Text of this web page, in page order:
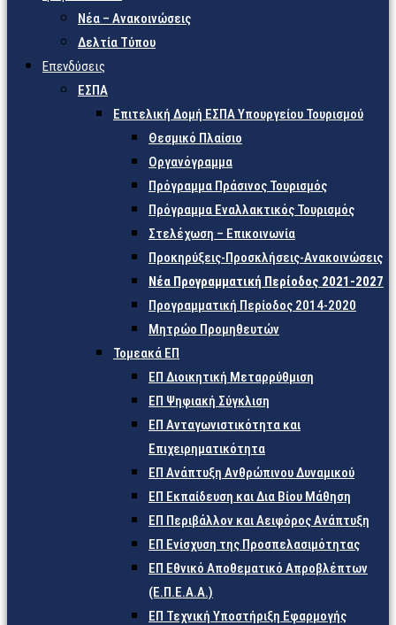
Νέα – Ανακοινώσεις
Δελτία Τύπου
Επενδύσεις
ΕΣΠΑ
Επιτελική Δομή ΕΣΠΑ Υπουργείου Τουρισμού
Θεσμικό Πλαίσιο
Οργανόγραμμα
Πρόγραμμα Πράσινος Τουρισμός
Πρόγραμμα Εναλλακτικός Τουρισμός
Στελέχωση – Επικοινωνία
Προκηρύξεις-Προσκλήσεις-Ανακοινώσεις
Νέα Προγραμματική Περίοδος 2021-2027
Προγραμματική Περίοδος 2014-2020
Μητρώο Προμηθευτών
Τομεακά ΕΠ
ΕΠ Διοικητική Μεταρρύθμιση
ΕΠ Ψηφιακή Σύγκλιση
ΕΠ Ανταγωνιστικότητα και
Επιχειρηματικότητα
ΕΠ Ανάπτυξη Ανθρώπινου Δυναμικού
ΕΠ Εκπαίδευση και Δια Βίου Μάθηση
ΕΠ Περιβάλλον και Αειφόρος Ανάπτυξη
ΕΠ Ενίσχυση της Προσπελασιμότητας
ΕΠ Εθνικό Αποθεματικό Απροβλέπτων
(Ε.Π.Ε.Α.Α.)
ΕΠ Τεχνική Υποστήριξη Εφαρμογής